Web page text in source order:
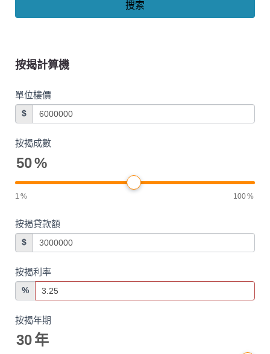
搜索
按揭計算機
單位樓價
$
按揭成數
50%
1 % 100%
按揭貸款額
$
按揭利率
%
按揭年期
30年